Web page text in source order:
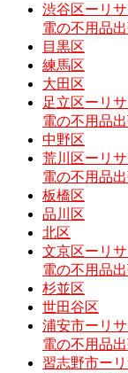
渋谷区ーリ
電の不用品
目黒区
練馬区
大田区
足立区ーリ
電の不用品
中野区
荒川区ーリ
電の不用品
板橋区
品川区
北区
文京区ーリ
電の不用品
杉並区
世田谷区
浦安市ーリ
電の不用品
習志野市ー